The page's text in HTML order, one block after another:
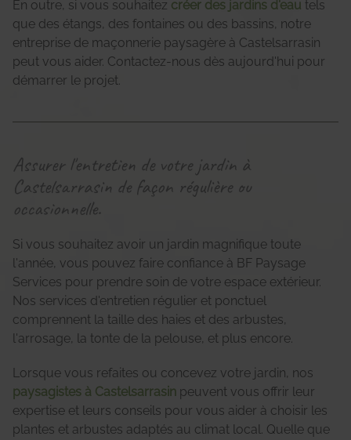
En outre, si vous souhaitez créer des jardins d'eau tels
que des étangs, des fontaines ou des bassins, notre
entreprise de maçonnerie paysagère à Castelsarrasin
peut vous aider. Contactez-nous dès aujourd'hui pour
démarrer le projet.
Assurer l'entretien de votre jardin à
Castelsarrasin de façon régulière ou
occasionnelle.
Si vous souhaitez avoir un jardin magnifique toute
l'année, vous pouvez faire confiance à BF Paysage
Services pour prendre soin de votre espace extérieur.
Nos services d'entretien régulier et ponctuel
comprennent la taille des haies et des arbustes,
l'arrosage, la tonte de la pelouse, et plus encore.
Lorsque vous refaites ou concevez votre jardin, nos
paysagistes à Castelsarrasin peuvent vous offrir leur
expertise et leurs conseils pour vous aider à choisir les
plantes et arbustes adaptés au climat local. Quelle que